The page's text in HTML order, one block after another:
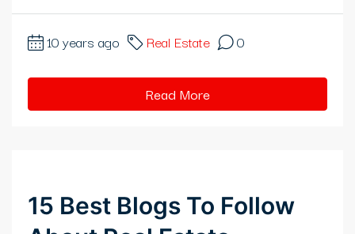
10 years ago Real Estate 0
Read More
15 Best Blogs To Follow